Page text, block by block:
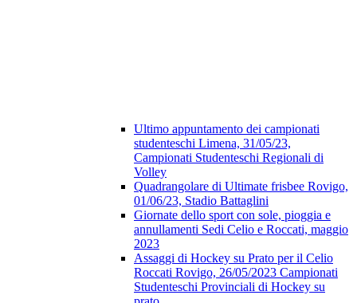
Ultimo appuntamento dei campionati
studenteschi Limena, 31/05/23,
Campionati Studenteschi Regionali di
Volley
Quadrangolare di Ultimate frisbee Rovigo,
01/06/23, Stadio Battaglini
Giornate dello sport con sole, pioggia e
annullamenti Sedi Celio e Roccati, maggio
2023
Assaggi di Hockey su Prato per il Celio
Roccati Rovigo, 26/05/2023 Campionati
Studenteschi Provinciali di Hockey su